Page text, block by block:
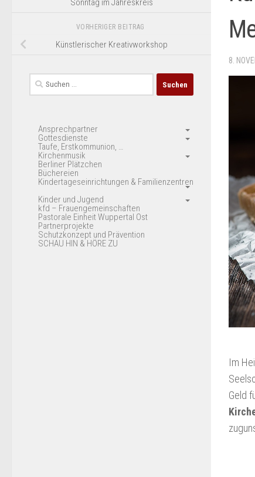
8.
Im
Geld
Sonntag im Jahreskreis
VORHERIGER BEITRAG
Künstlerischer Kreativworkshop
Suchen
nach:
Ansprechpartner
Gottesdienste
Taufe, Erstkommunion, …
Kirchenmusik
Berliner Plätzchen
Büchereien
Kindertageseinrichtungen & Familienzentren
Kinder und Jugend
kfd – Frauengemeinschaften
Pastorale Einheit Wuppertal Ost
Partnerprojekte
Schutzkonzept und Prävention
SCHAU HIN & HÖRE ZU